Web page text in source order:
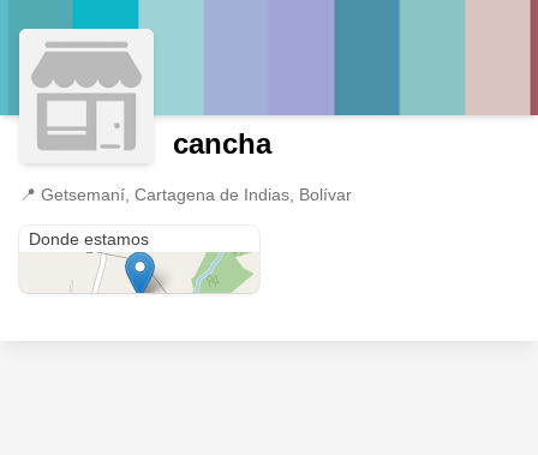
cancha
📍 Getsemaní, Cartagena de Indias, Bolívar
Donde estamos